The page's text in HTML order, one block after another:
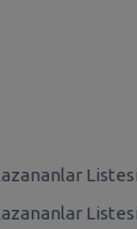
Listesi
Listesi